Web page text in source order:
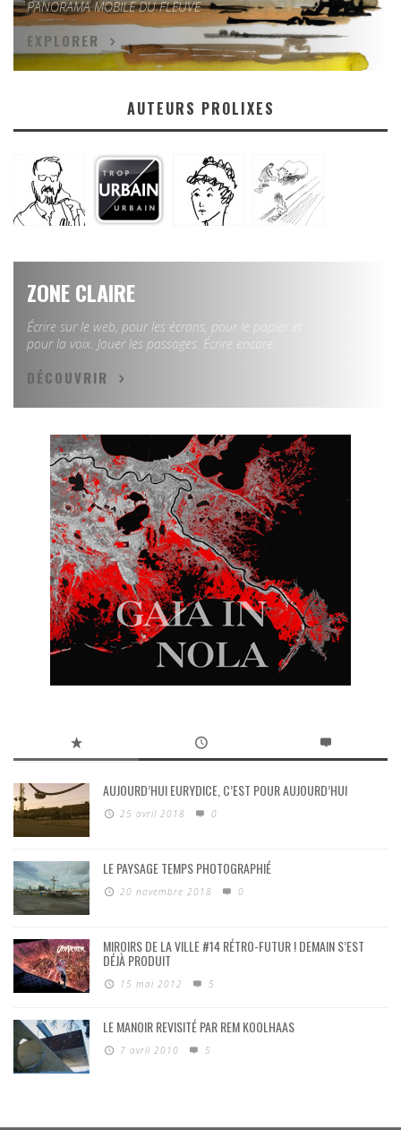
PANORAMA MOBILE DU FLEUVE
EXPLORER
AUTEURS PROLIXES
ZONE CLAIRE
Écrire sur le web, pour les écrans, pour le papier et
pour la voix. Jouer les passages. Écrire encore.
DÉCOUVRIR
AUJOURD’HUI EURYDICE, C’EST POUR AUJOURD’HUI
25 avril 2018 0
LE PAYSAGE TEMPS PHOTOGRAPHIÉ
20 novembre 2018 0
MIROIRS DE LA VILLE #14 RÉTRO-FUTUR ! DEMAIN S’EST
DÉJÀ PRODUIT
15 mai 2012 5
LE MANOIR REVISITÉ PAR REM KOOLHAAS
7 avril 2010 5